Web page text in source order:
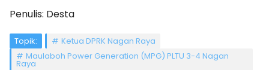
Penulis: Desta
Topik:
Ketua DPRK Nagan Raya
Maulaboh Power Generation (MPG) PLTU 3-4 Nagan
Raya